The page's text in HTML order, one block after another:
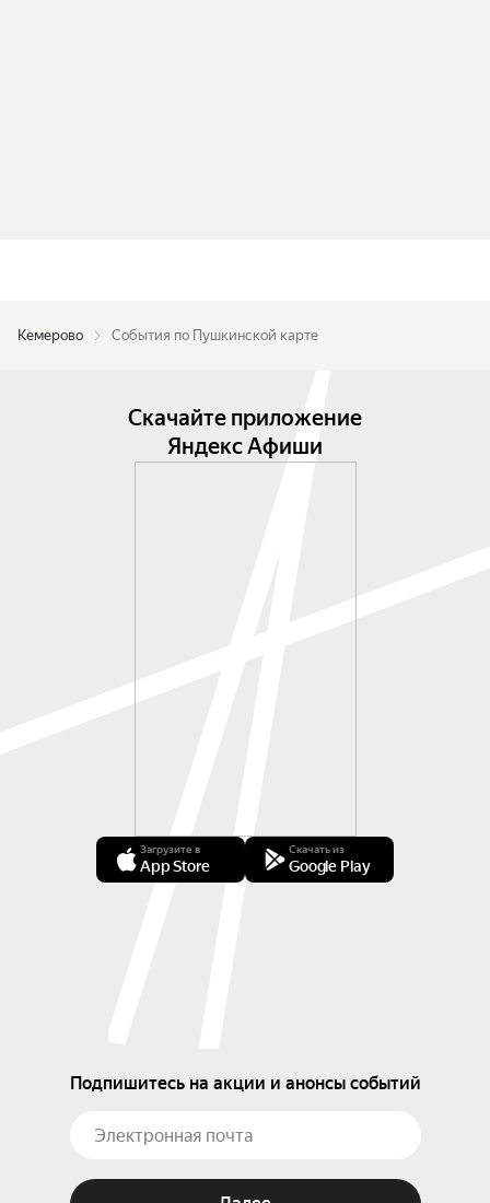
Кемерово События по Пушкинской карте
Скачайте приложение
Яндекс Афиши
Загрузите в
App Store
Скачать из
Google Play
Подпишитесь на акции и анонсы событий